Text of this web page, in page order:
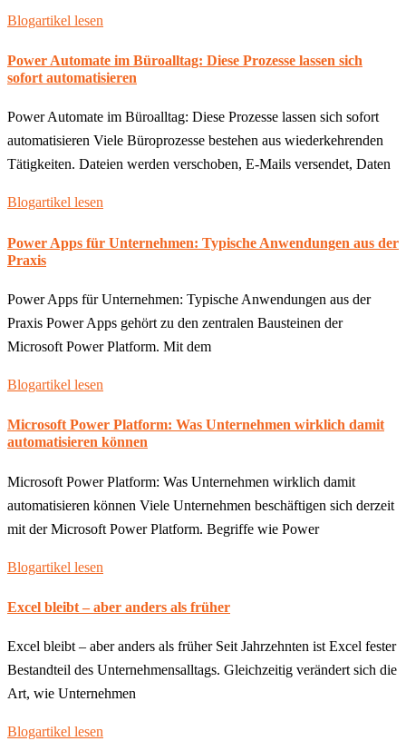
Blogartikel lesen
Power Automate im Büroalltag: Diese Prozesse lassen sich
sofort automatisieren
Power Automate im Büroalltag: Diese Prozesse lassen sich sofort
automatisieren Viele Büroprozesse bestehen aus wiederkehrenden
Tätigkeiten. Dateien werden verschoben, E-Mails versendet, Daten
Blogartikel lesen
Power Apps für Unternehmen: Typische Anwendungen aus der
Praxis
Power Apps für Unternehmen: Typische Anwendungen aus der
Praxis Power Apps gehört zu den zentralen Bausteinen der
Microsoft Power Platform. Mit dem
Blogartikel lesen
Microsoft Power Platform: Was Unternehmen wirklich damit
automatisieren können
Microsoft Power Platform: Was Unternehmen wirklich damit
automatisieren können Viele Unternehmen beschäftigen sich derzeit
mit der Microsoft Power Platform. Begriffe wie Power
Blogartikel lesen
Excel bleibt – aber anders als früher
Excel bleibt – aber anders als früher Seit Jahrzehnten ist Excel fester
Bestandteil des Unternehmensalltags. Gleichzeitig verändert sich die
Art, wie Unternehmen
Blogartikel lesen